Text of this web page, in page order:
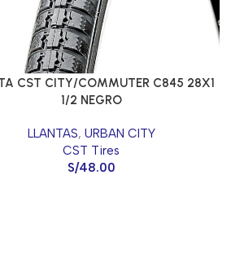
CST CITY/COMMUTER C845 28X1
1/2 NEGRO
LLANTAS, URBAN CITY
CST Tires
S/48.00